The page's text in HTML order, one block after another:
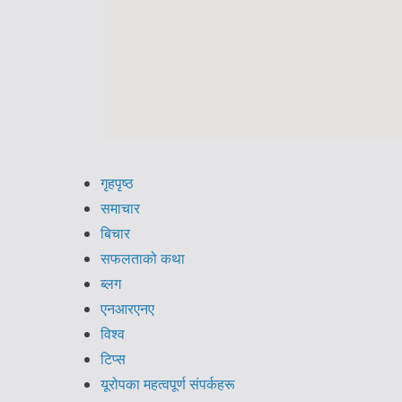
गृहपृष्ठ
समाचार
बिचार
सफलताको कथा
ब्लग
एनआरएनए
विश्व
टिप्स
यूरोपका महत्वपूर्ण संपर्कहरू